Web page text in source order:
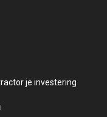
je investering